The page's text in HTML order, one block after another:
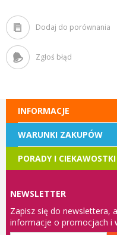
Dodaj do porównania
Zgłoś błąd
INFORMACJE
WARUNKI ZAKUPÓW
PORADY I CIEKAWOSTKI
NEWSLETTER
Zapisz się do newslettera,
informacje o promocjach i